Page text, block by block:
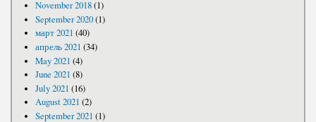
November 2018(1)
September 2020(1)
март 2021 (40)
апрель 2021 (34)
May 2021 (4)
June 2021 (8)
July 2021 (16)
August 2021 (2)
September 2021 (1)